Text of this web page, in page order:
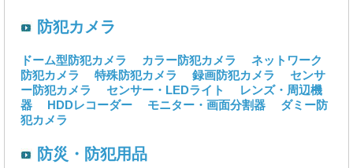
防犯カメラ
ドーム型防犯カメラ カラー防犯カメラ
ネットワーク
防犯カメラ
特殊防犯カメラ 録画防犯カメラ
センサ
ー防犯カメラ
センサー・LEDライト
レンズ・周辺機
器
HDDレコーダー モニター・画面分割器
ダミー防
犯カメラ
防災・防犯用品